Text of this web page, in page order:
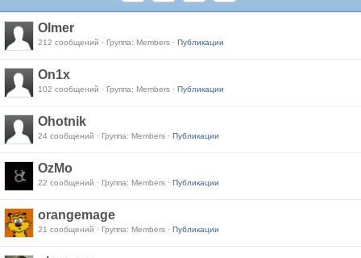
Olmer
212 сообщений · Группа: Members · Публикации
On1x
102 сообщений · Группа: Members · Публикации
Ohotnik
24 сообщений · Группа: Members · Публикации
OzMo
22 сообщений · Группа: Members · Публикации
orangemage
21 сообщений · Группа: Members · Публикации